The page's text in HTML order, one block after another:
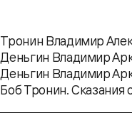
Тронин Владимир
Деньгин Владимир
Деньгин Владимир
Боб Тронин. Сказания